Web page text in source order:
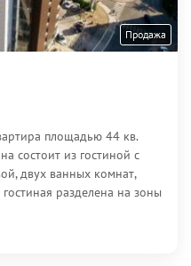
Продажа
площадью 44 кв.
состоит из гостиной с
двух ванных комнат,
разделена на зоны